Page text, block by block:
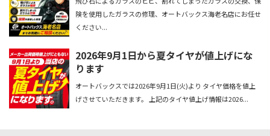
険を使用したガラスの修理、オートバックス海老名店にお任せ
ください...
2026年9月1日から夏タイヤが値上げにな
ります
オートバックスでは2026年9月1日(火)より タイヤ価格を値上
げさせていただきます。 上記のタイヤ値上げ情報は2026...